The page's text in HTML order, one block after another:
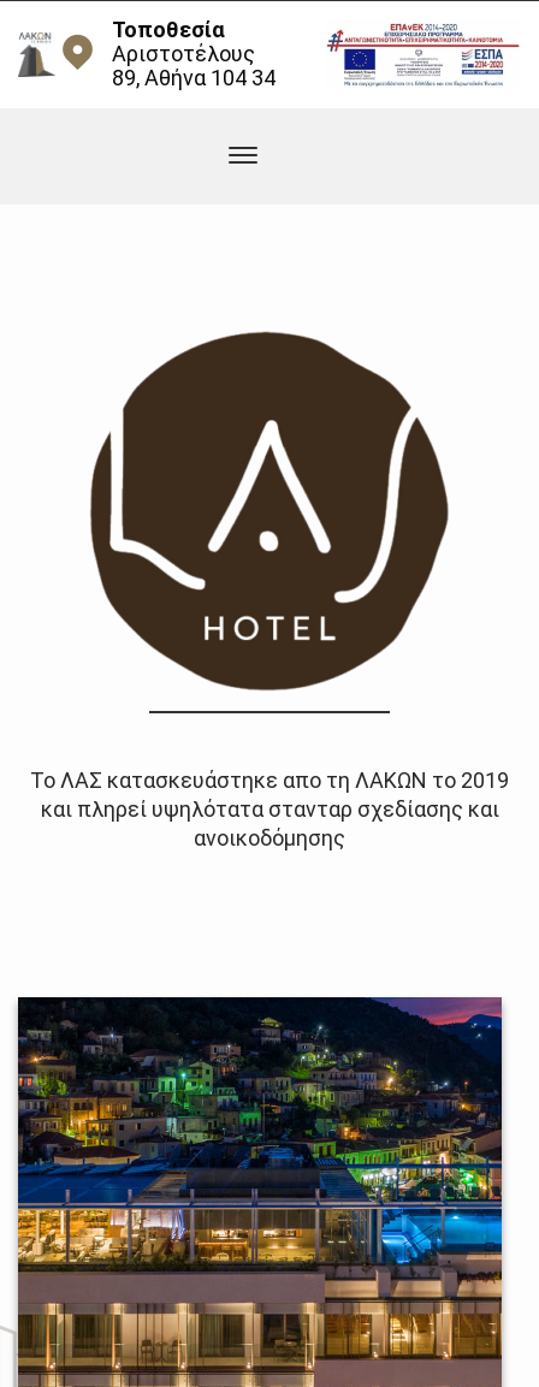
Τοποθεσία
Αριστοτέλους
89, Αθήνα 104 34
Το ΛΑΣ κατασκευάστηκε απο τη ΛΑΚΩΝ το 2019
και πληρεί υψηλότατα στανταρ σχεδίασης και
ανοικοδόμησης